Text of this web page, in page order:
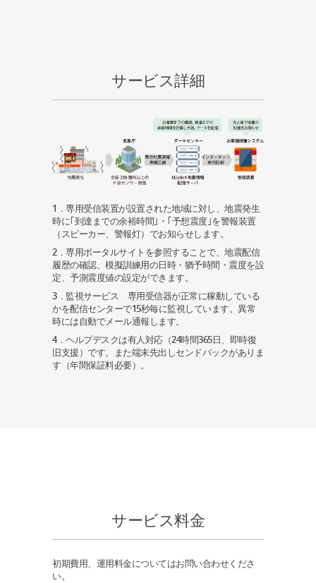
サービス詳細
1．専用受信装置が設置された地域に対し、地震発生
時に｢到達までの余裕時間｣・｢予想震度｣を警報装置
（スピーカー、警報灯）でお知らせします。
2．専用ポータルサイトを参照することで、地震配信
履歴の確認、模擬訓練用の日時・猶予時間・震度を設
定、予測震度値の設定ができます。
3．監視サービス 専用受信器が正常に稼動している
かを配信センターで15秒毎に監視しています。異常
時には自動でメール通報します。
4．ヘルプデスクは有人対応（24時間365日、即時復
旧支援）です。また端末先出しセンドバックがありま
す（年間保証料必要）。
サービス料金
初期費用、運用料金についてはお問い合わせくださ
い。